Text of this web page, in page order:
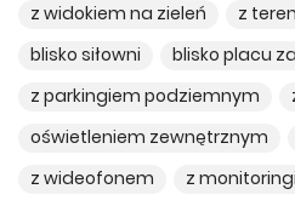
z widokiem na zieleń
z
blisko siłowni
blisko placu
z parkingiem podziemnym
oświetleniem zewnętrznym
z wideofonem
z